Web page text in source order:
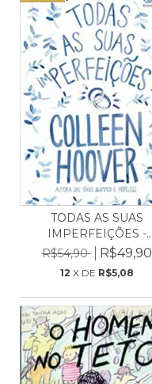
TODAS AS SUAS
IMPERFEIÇÕES -
COLLEEN HOO...
R$54,90 R$49,90
12 X DE R$5,08